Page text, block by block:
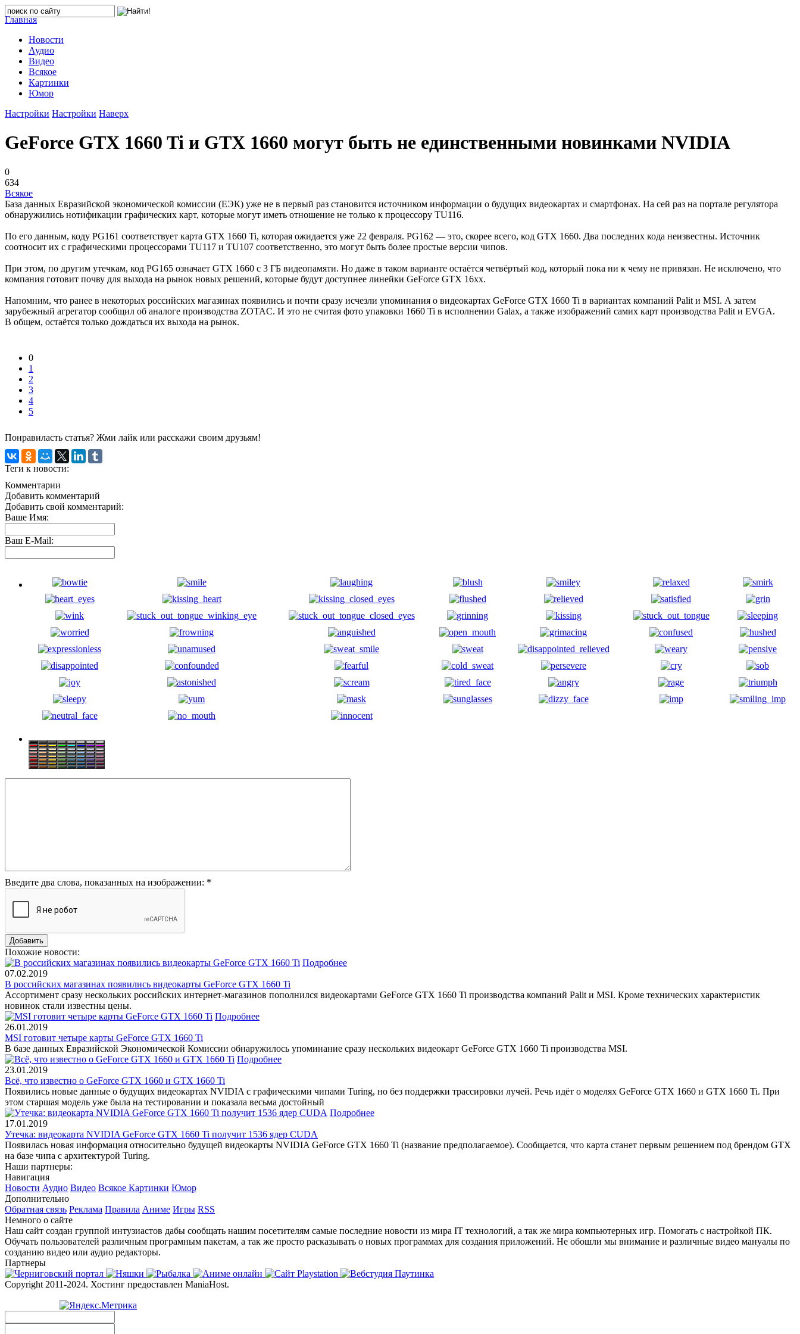
Главная
Новости
Аудио
Видео
Всякое
Картинки
Юмор
Настройки Настройки Наверх
GeForce GTX 1660 Ti и GTX 1660 могут быть не единственными новинками NVIDIA
0
634
Всякое
База данных Евразийской экономической комиссии (ЕЭК) уже не в первый раз становится источником информации о будущих видеокартах и смартфонах. На сей раз на портале регулятора
обнаружились нотификации графических карт, которые могут иметь отношение не только к процессору TU116.
По его данным, коду PG161 соответствует карта GTX 1660 Ti, которая ожидается уже 22 февраля. PG162 — это, скорее всего, код GTX 1660. Два последних кода неизвестны. Источник
соотносит их с графическими процессорами TU117 и TU107 соответственно, это могут быть более простые версии чипов.
При этом, по другим утечкам, код PG165 означает GTX 1660 с 3 ГБ видеопамяти. Но даже в таком варианте остаётся четвёртый код, который пока ни к чему не привязан. Не исключено, что
компания готовит почву для выхода на рынок новых решений, которые будут доступнее линейки GeForce GTX 16xx.
Напомним, что ранее в некоторых российских магазинах появились и почти сразу исчезли упоминания о видеокартах GeForce GTX 1660 Ti в вариантах компаний Palit и MSI. А затем
зарубежный агрегатор сообщил об аналоге производства ZOTAC. И это не считая фото упаковки 1660 Ti в исполнении Galax, а также изображений самих карт производства Palit и EVGA.
В общем, остаётся только дождаться их выхода на рынок.
0
1
2
3
4
5
Понравиласть статья? Жми лайк или расскажи своим друзьям!
Теги к новости:
Комментарии
Добавить комментарий
Добавить свой комментарий:
Ваше Имя:
Ваш E-Mail:
Введите два слова, показанных на изображении: *
Похожие новости:
Подробнее
07.02.2019
В российских магазинах появились видеокарты GeForce GTX 1660 Ti
Ассортимент сразу нескольких российских интернет-магазинов пополнился видеокартами GeForce GTX 1660 Ti производства компаний Palit и MSI. Кроме технических характеристик
новинок стали известны цены.
Подробнее
26.01.2019
MSI готовит четыре карты GeForce GTX 1660 Ti
В базе данных Евразийской Экономической Комиссии обнаружилось упоминание сразу нескольких видеокарт GeForce GTX 1660 Ti производства MSI.
Подробнее
23.01.2019
Всё, что известно о GeForce GTX 1660 и GTX 1660 Ti
Появились новые данные о будущих видеокартах NVIDIA с графическими чипами Turing, но без поддержки трассировки лучей. Речь идёт о моделях GeForce GTX 1660 и GTX 1660 Ti. При
этом старшая модель уже была на тестировании и показала весьма достойный
Подробнее
17.01.2019
Утечка: видеокарта NVIDIA GeForce GTX 1660 Ti получит 1536 ядер CUDA
Появилась новая информация относительно будущей видеокарты NVIDIA GeForce GTX 1660 Ti (название предполагаемое). Сообщается, что карта станет первым решением под брендом GTX
на базе чипа с архитектурой Turing.
Наши партнеры:
Навигация
Новости Аудио Видео Всякое Картинки Юмор
Дополнительно
Обратная связь Реклама Правила Аниме Игры RSS
Немного о сайте
Наш сайт создан группой интузиастов дабы сообщать нашим посетителям самые последние новости из мира IT технологий, а так же мира компьютерных игр. Помогать с настройкой ПК.
Обучать пользователей различным програмным пакетам, а так же просто расказывать о новых программах для создания приложений. Не обошли мы внимание и различные видео мануалы по
созданию видео или аудио редакторы.
Партнеры
Copyright 2011-2024. Хостинг предоставлен ManiaHost.